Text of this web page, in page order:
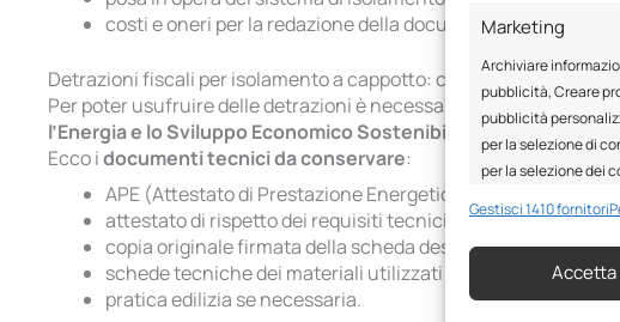
Marketing
Archiviare
pubblicità, Creare
pubblicità
per la selezione di
per la selezione dei
Abbinare e
dispositivi,
Gestisci 1410 fornitori
Accetta
costi e oneri per la redazione della documentazione
Detrazioni fiscali per isolamento a cappotto: come ottenerle.
Per poter usufruire delle detrazioni è necessario conservare, o
l’Energia e lo Sviluppo Economico Sostenibile (ENEA), per
Ecco idocumenti tecnici da conservare:
APE (Attestato di Prestazione Energetica) dell’immobile;
attestato di rispetto dei requisiti tecnici prodotto dal
copia originale firmata della scheda descrittiva
schede tecniche dei materiali utilizzati per la
pratica edilizia se necessaria.